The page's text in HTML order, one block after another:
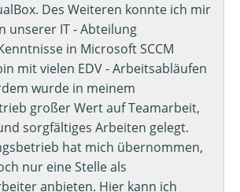
Des Weiteren konnte ich mir
unserer IT - Abteilung
in Microsoft SCCM
mit vielen EDV - Arbeitsabläufen
wurde in meinem
großer Wert auf Teamarbeit,
sorgfältiges Arbeiten gelegt.
hat mich übernommen,
nur eine Stelle als
anbieten. Hier kann ich